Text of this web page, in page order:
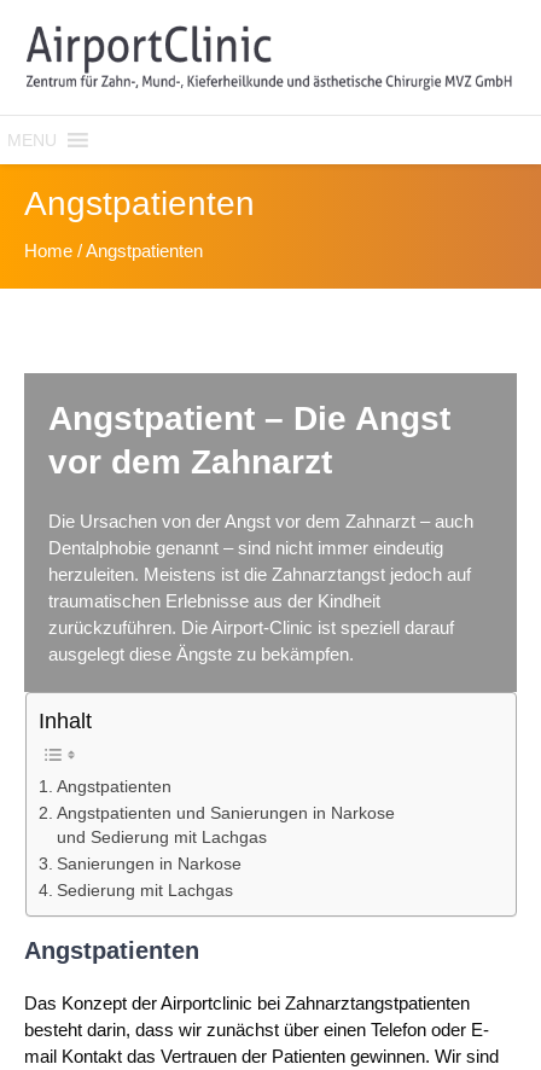
MENU
Angstpatienten
Home /Angstpatienten
Angstpatient – Die Angst
vor dem Zahnarzt
Die Ursachen von der Angst vor dem Zahnarzt – auch
Dentalphobie genannt – sind nicht immer eindeutig
herzuleiten. Meistens ist die Zahnarztangst jedoch auf
traumatischen Erlebnisse aus der Kindheit
zurückzuführen. Die Airport-Clinic ist speziell darauf
ausgelegt diese Ängste zu bekämpfen.
Inhalt
Angstpatienten
Angstpatienten und Sanierungen in Narkose
und Sedierung mit Lachgas
Sanierungen in Narkose
Sedierung mit Lachgas
Angstpatienten
Das Konzept der Airportclinic bei Zahnarztangstpatienten
besteht darin, dass wir zunächst über einen Telefon oder E-
mail Kontakt das Vertrauen der Patienten gewinnen. Wir sind